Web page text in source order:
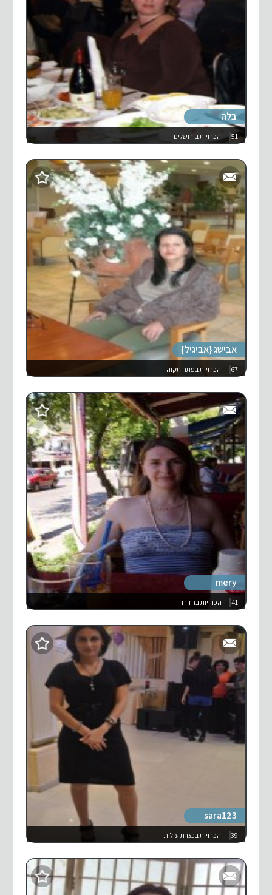
בלה
51 הכרויות בירושלים
אבישג {אביגיל}
67 הכרויות בפתח תקוה
mery
41 הכרויות בחדרה
sara123
39 הכרויות בנצרת עילית